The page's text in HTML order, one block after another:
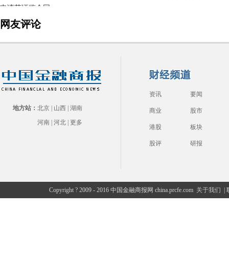
网友评论
地方站： 北京 山西 湖南
河南 河北 更多
资讯 要闻
商业 股市
港股 板块
股评 研报
Copyright ? 2009 - 2016 中国金融商报网 china.prcfe.com 关于我们 |